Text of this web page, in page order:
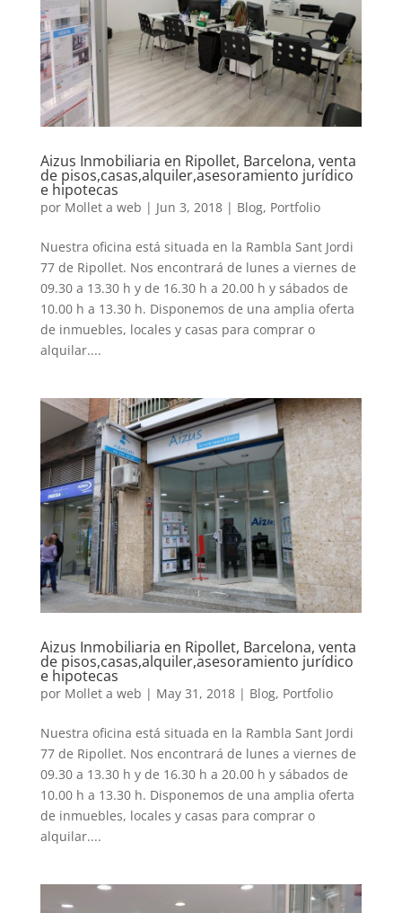
Aizus Inmobiliaria en Ripollet, Barcelona, venta
de pisos,casas,alquiler,asesoramiento jurídico
e hipotecas
por Mollet a web | Jun 3, 2018| Blog, Portfolio
Nuestra oficina está situada en la Rambla Sant Jordi
77 de Ripollet. Nos encontrará de lunes a viernes de
09.30 a 13.30 h y de 16.30 h a 20.00 h y sábados de
10.00 h a 13.30 h. Disponemos de una amplia oferta
de inmuebles, locales y casas para comprar o
alquilar....
Aizus Inmobiliaria en Ripollet, Barcelona, venta
de pisos,casas,alquiler,asesoramiento jurídico
e hipotecas
por Mollet a web | May 31, 2018| Blog, Portfolio
Nuestra oficina está situada en la Rambla Sant Jordi
77 de Ripollet. Nos encontrará de lunes a viernes de
09.30 a 13.30 h y de 16.30 h a 20.00 h y sábados de
10.00 h a 13.30 h. Disponemos de una amplia oferta
de inmuebles, locales y casas para comprar o
alquilar....